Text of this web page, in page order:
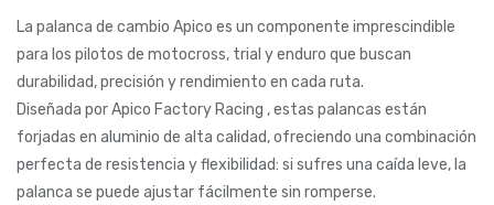
La palanca de cambio Apico es un componente imprescindible
para los pilotos de motocross, trial y enduro que buscan
durabilidad, precisión y rendimiento en cada ruta.
Diseñada por Apico Factory Racing , estas palancas están
forjadas en aluminio de alta calidad, ofreciendo una combinación
perfecta de resistencia y flexibilidad: si sufres una caída leve, la
palanca se puede ajustar fácilmente sin romperse.